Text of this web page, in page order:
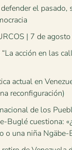
el pasado,
| 7 de
acción en las
actual en
reconfiguración)
de los
Buglé cuestiona:
o una niña Ngäbe-